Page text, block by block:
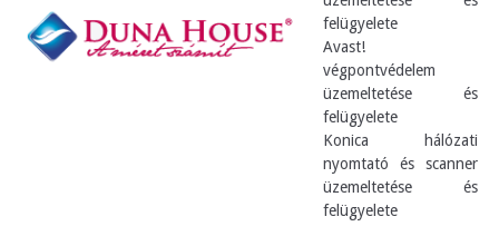
felügyelete
Avast!
végpontvédelem
üzemeltetése és
felügyelete
Konica hálózati
nyomtató és scanner
üzemeltetése és
felügyelete